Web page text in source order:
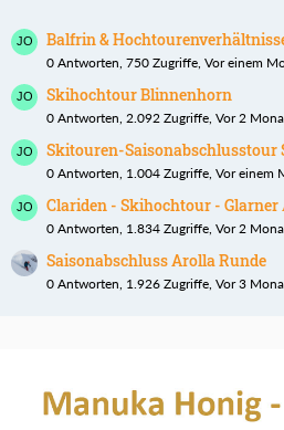
Balfrin &
0 Antworten, 750 Zugriffe, Vor einem
Skihochtour Blinnenhorn
0 Antworten, 2.092 Zugriffe, Vor 2
Skitouren-Saisonabschlusstour
0 Antworten, 1.004 Zugriffe, Vor einem
Clariden - Skihochtour - Glarner
0 Antworten, 1.834 Zugriffe, Vor 2
Saisonabschluss Arolla Runde
0 Antworten, 1.926 Zugriffe, Vor 3